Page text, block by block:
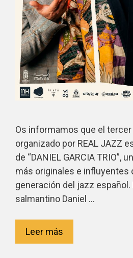
Os informamos que el
organizado por REAL JAZZ
de “DANIEL GARCIA TRIO”,
más originales e influyentes
generación del jazz español.
salmantino Daniel …
Leer más